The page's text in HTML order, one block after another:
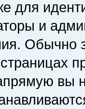
для
и
Обычно
вы